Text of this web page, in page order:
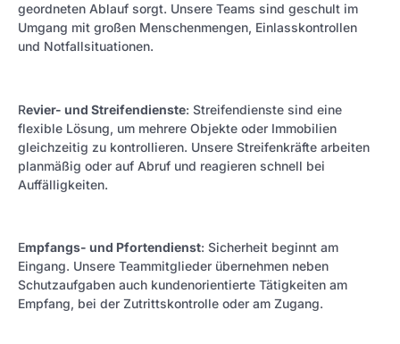
geordneten Ablauf sorgt. Unsere Teams sind geschult im
Umgang mit großen Menschenmengen, Einlasskontrollen
und Notfallsituationen.
Revier- und Streifendienste: Streifendienste sind eine
flexible Lösung, um mehrere Objekte oder Immobilien
gleichzeitig zu kontrollieren. Unsere Streifenkräfte arbeiten
planmäßig oder auf Abruf und reagieren schnell bei
Auffälligkeiten.
Empfangs- und Pfortendienst: Sicherheit beginnt am
Eingang. Unsere Teammitglieder übernehmen neben
Schutzaufgaben auch kundenorientierte Tätigkeiten am
Empfang, bei der Zutrittskontrolle oder am Zugang.